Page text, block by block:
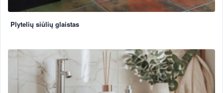
Plytelių siūlių glaistas